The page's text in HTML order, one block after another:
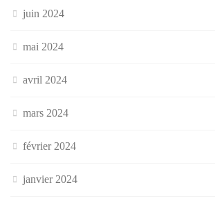
juin 2024
mai 2024
avril 2024
mars 2024
février 2024
janvier 2024